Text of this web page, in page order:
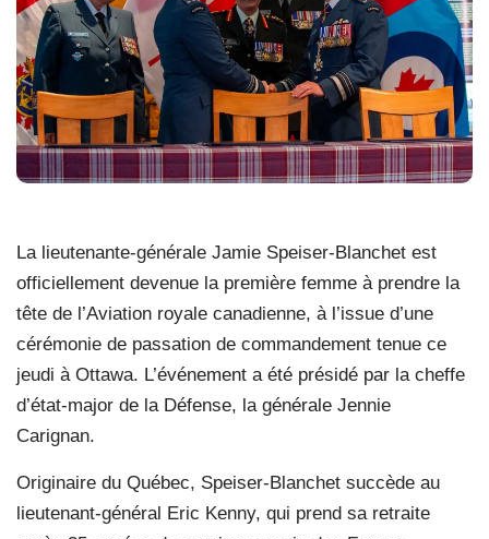
La lieutenante-générale Jamie Speiser-Blanchet est
officiellement devenue la première femme à prendre la
tête de l’Aviation royale canadienne, à l’issue d’une
cérémonie de passation de commandement tenue ce
jeudi à Ottawa. L’événement a été présidé par la cheffe
d’état-major de la Défense, la générale Jennie
Carignan.
Originaire du Québec, Speiser-Blanchet succède au
lieutenant-général Eric Kenny, qui prend sa retraite